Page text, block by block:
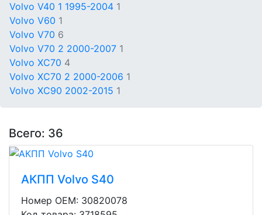
Volvo V40 1 1995-2004 1
Volvo V60 1
Volvo V70 6
Volvo V70 2 2000-2007 1
Volvo XC70 4
Volvo XC70 2 2000-2006 1
Volvo XC90 2002-2015 1
Всего: 36
АКПП Volvo S40
Номер OEM: 30820078